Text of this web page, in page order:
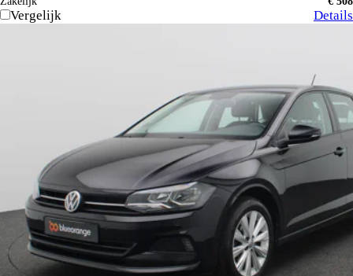
Vergelijk Details